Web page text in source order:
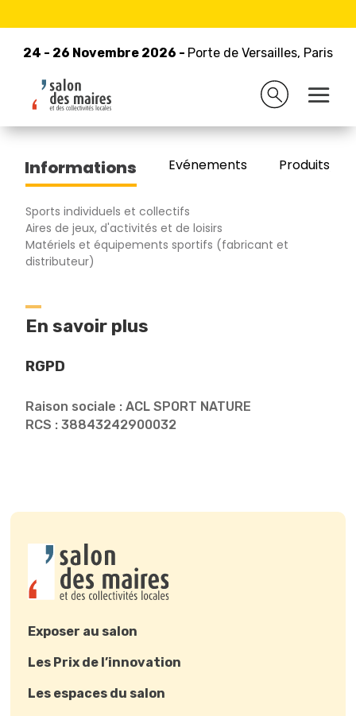
24 - 26 Novembre 2026 - Porte de Versailles, Paris
24 - 26 Novembre 2026 - Porte de Versailles, Paris
Retour à la liste des exposants
ACL SPORT NATURE
Informations Evénements Produits/
Sports individuels et collectifs
Aires de jeux, d'activités et de loisirs
Matériels et équipements sportifs (fabricant et
distributeur)
En savoir plus
RGPD
Raison sociale : ACL SPORT NATURE
RCS : 38843242900032
Exposer au salon
Les Prix de l’innovation
Les espaces du salon